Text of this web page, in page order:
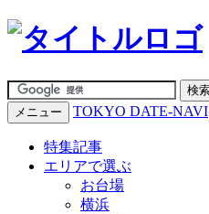
メニュー TOKYO DATE-NAVI
特集記事
エリアで選ぶ
お台場
横浜